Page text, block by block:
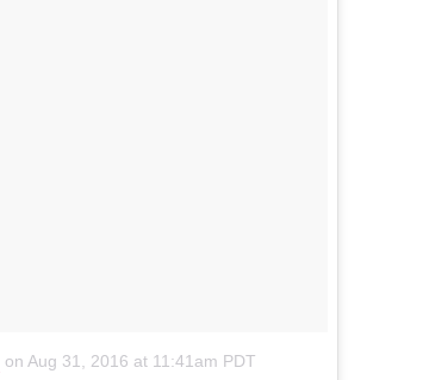
on Aug 31, 2016 at 11:41am PDT